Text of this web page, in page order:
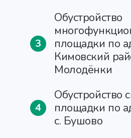
3
Обустройство
площадки по
Кимовский
Молодёнки
4
Обустройство
площадки по
с. Бушово